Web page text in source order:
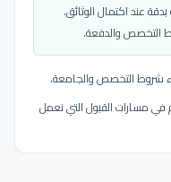
عند اكتمال الوثائق.
التخصص والدفعة.
شروط التخصص والجامعة.
في مسارات القبول التي نعمل